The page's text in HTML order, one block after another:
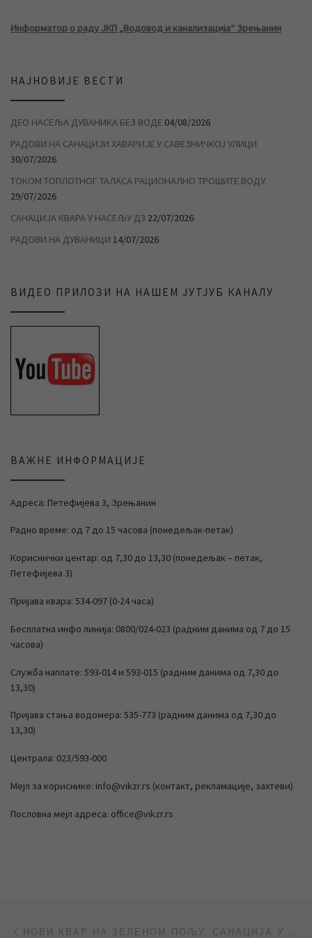
Информатор о раду ЈКП „Водовод и канализација“ Зрењанин
НАЈНОВИЈЕ ВЕСТИ
ДЕО НАСЕЉА ДУВАНИКА БЕЗ ВОДЕ 04/08/2026
РАДОВИ НА САНАЦИЈИ ХАВАРИЈЕ У САВЕЗНИЧКОЈ УЛИЦИ
30/07/2026
ТОКОМ ТОПЛОТНОГ ТАЛАСА РАЦИОНАЛНО ТРОШИТЕ ВОДУ
29/07/2026
САНАЦИЈА КВАРА У НАСЕЉУ Д3 22/07/2026
РАДОВИ НА ДУВАНИЦИ 14/07/2026
ВИДЕО ПРИЛОЗИ НА НАШЕМ ЈУТЈУБ КАНАЛУ
ВАЖНЕ ИНФОРМАЦИЈЕ
Адреса: Петефијева 3, Зрењанин
Радно време: од 7 до 15 часова (понедељак-петак)
Кориснички центар: од 7,30 до 13,30 (понедељак – петак,
Петефијева 3)
Пријава квара: 534-097 (0-24 часа)
Бесплатна инфо линија: 0800/024-023 (радним данима од 7 до 15
часова)
Служба наплате: 593-014 и 593-015 (радним данима од 7,30 до
13,30)
Пријава стања водомера: 535-773 (радним данима од 7,30 до
13,30)
Централа: 023/593-000
Мејл за кориснике: info@vikzr.rs (контакт, рекламације, захтеви)
Пословна мејл адреса: office@vikzr.rs
Post navigation